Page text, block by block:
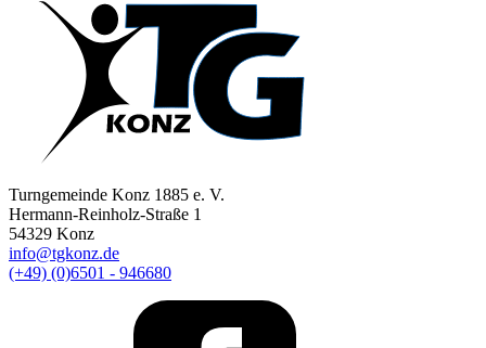
Turngemeinde Konz 1885 e. V.
Hermann-Reinholz-Straße 1
54329 Konz
info@tgkonz.de
(+49) (0)6501 - 946680